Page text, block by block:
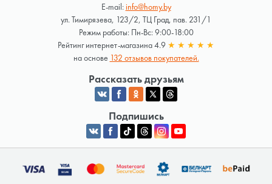
E-mail:info@homy.by
ул. Тимирязева, 123/2, ТЦ Град, пав. 231/1
Режим работы: Пн-Вс: 9:00-18:00
Рейтинг интернет-магазина 4.9 ★ ★ ★ ★ ★
на основе 132 отзывов покупателей.
Рассказать друзьям
Подпишись